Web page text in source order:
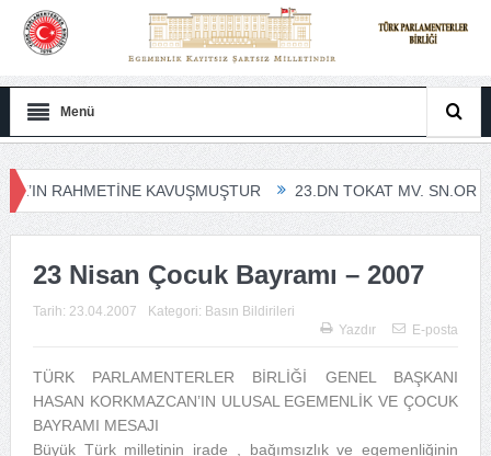
Menü
RAHMETİNE KAVUŞMUŞTUR 23.DN TOKAT MV. SN.ORHAN
KAVUŞMUŞTUR
23 Nisan Çocuk Bayramı – 2007
Tarih: 23.04.2007 Kategori: Basın Bildirileri
Yazdır
E-posta
TÜRK PARLAMENTERLER BİRLİĞİ GENEL BAŞKANI
HASAN KORKMAZCAN’IN ULUSAL EGEMENLİK VE ÇOCUK
BAYRAMI MESAJI
Büyük Türk milletinin irade , bağımsızlık ve egemenliğinin